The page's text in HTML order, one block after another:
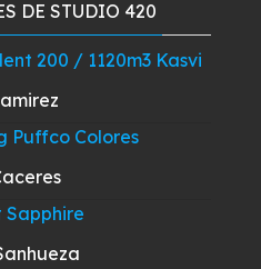
desde
$22.900
$64.900
DE STUDIO 420
200 / 1120m3 Kasvi
Puffco Colores
Sapphire